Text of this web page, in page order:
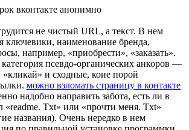
вконтакте анонимно
не чистый URL, а текст. В нем
ключевики, наименование бренда,
например, «приобрести», «заказать».
псевдо-органических анкоров —
«кликай» и сходные, коие порой
можно взломать страницу в контакте
надобно направить забота, есть ли в
«readme. Txt» или «прочти меня. Txt»
названия). Очень нередко в нем